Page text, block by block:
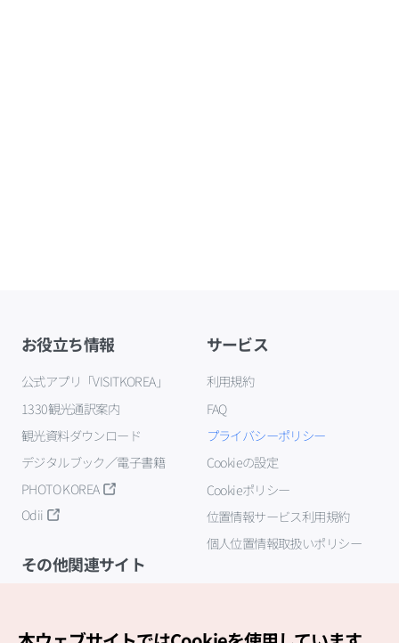
お役立ち情報
公式アプリ「VISITKOREA」
1330観光通訳案内
観光資料ダウンロード
デジタルブック／電子書籍
PHOTO KOREA
Odii
サービス
利用規約
FAQ
プライバシーポリシー
Cookieの設定
Cookieポリシー
位置情報サービス利用規約
個人位置情報取扱いポリシー
その他関連サイト